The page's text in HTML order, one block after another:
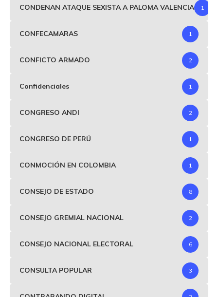
CONDENAN ATAQUE SEXISTA A PALOMA VALENCIA 1
CONFECAMARAS 1
CONFICTO ARMADO 2
Confidenciales 1
CONGRESO ANDI 2
CONGRESO DE PERÚ 1
CONMOCIÓN EN COLOMBIA 1
CONSEJO DE ESTADO 8
CONSEJO GREMIAL NACIONAL 2
CONSEJO NACIONAL ELECTORAL 6
CONSULTA POPULAR 3